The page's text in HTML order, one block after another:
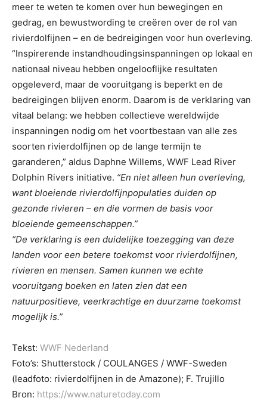
meer te weten te komen over hun bewegingen en
gedrag, en bewustwording te creëren over de rol van
rivierdolfijnen – en de bedreigingen voor hun overleving.
“Inspirerende instandhoudingsinspanningen op lokaal en
nationaal niveau hebben ongelooflijke resultaten
opgeleverd, maar de vooruitgang is beperkt en de
bedreigingen blijven enorm. Daarom is de verklaring van
vitaal belang: we hebben collectieve wereldwijde
inspanningen nodig om het voortbestaan van alle zes
soorten rivierdolfijnen op de lange termijn te
garanderen,” aldus Daphne Willems, WWF Lead River
Dolphin Rivers initiative. “En niet alleen hun overleving,
want bloeiende rivierdolfijnpopulaties duiden op
gezonde rivieren – en die vormen de basis voor
bloeiende gemeenschappen.”
“De verklaring is een duidelijke toezegging van deze
landen voor een betere toekomst voor rivierdolfijnen,
rivieren en mensen. Samen kunnen we echte
vooruitgang boeken en laten zien dat een
natuurpositieve, veerkrachtige en duurzame toekomst
mogelijk is.”
Tekst: WWF Nederland
Foto’s: Shutterstock / COULANGES / WWF-Sweden
(leadfoto: rivierdolfijnen in de Amazone); F. Trujillo
Bron: https://www.naturetoday.com